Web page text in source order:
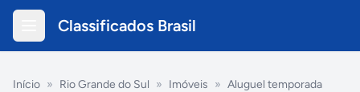
Classificados Brasil
Início » Rio Grande do Sul » Imóveis » Aluguel temporada